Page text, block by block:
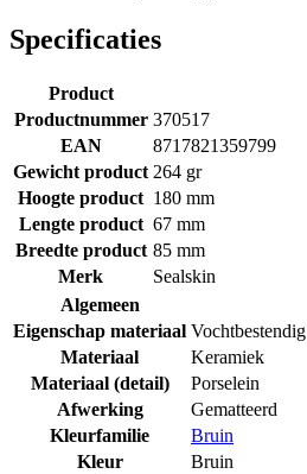
Specificaties
Product
Productnummer 370517
EAN
8717821359799
Gewicht product 264 gr
Hoogte product 180 mm
Lengte product 67 mm
Breedte product 85 mm
Merk
Sealskin
Algemeen
Eigenschap materiaal Vochtbestendig
Materiaal
Keramiek
Materiaal (detail)
Porselein
Afwerking
Gematteerd
Kleurfamilie
Bruin
Kleur
Bruin